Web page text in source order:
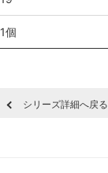
1個
シリーズ詳細へ戻る